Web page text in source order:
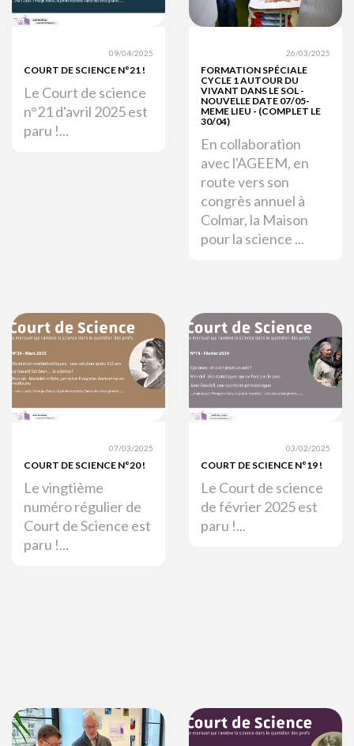
09/04/2025
COURT DE SCIENCE N°21 !
Le Court de science
n°21 d'avril 2025 est
paru !...
26/03/2025
FORMATION SPÉCIALE
CYCLE 1 AUTOUR DU
VIVANT DANS LE SOL -
NOUVELLE DATE 07/05-
MEME LIEU - (COMPLET LE
30/04)
En collaboration
avec l'AGEEM, en
route vers son
congrès annuel à
Colmar, la Maison
pour la science ...
07/03/2025
COURT DE SCIENCE N°20 !
Le vingtième
numéro régulier de
Court de Science est
paru !...
03/02/2025
COURT DE SCIENCE N°19 !
Le Court de science
de février 2025 est
paru !...